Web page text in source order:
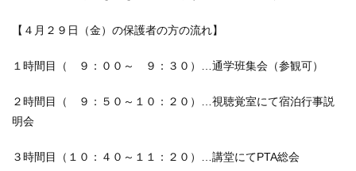
【４月２９日（金）の保護者の方の流れ】
１時間目（ ９：００～ ９：３０）…通学班集会（参観可）
２時間目（ ９：５０～１０：２０）…視聴覚室にて宿泊行事説
明会
３時間目（１０：４０～１１：２０）…講堂にてPTA総会